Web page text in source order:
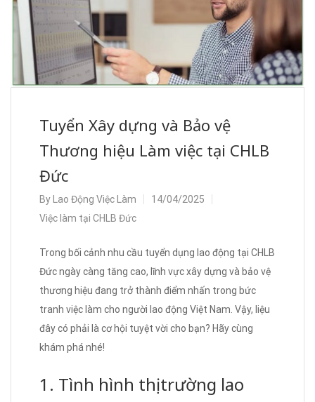
Tuyển Xây dựng và Bảo vệ
Thương hiệu Làm việc tại CHLB
Đức
By Lao Động Việc Làm
14/04/2025
Việc làm tại CHLB Đức
Trong bối cảnh nhu cầu tuyển dụng lao động tại CHLB
Đức ngày càng tăng cao, lĩnh vực xây dựng và bảo vệ
thương hiệu đang trở thành điểm nhấn trong bức
tranh việc làm cho người lao động Việt Nam. Vậy, liệu
đây có phải là cơ hội tuyệt vời cho bạn? Hãy cùng
khám phá nhé!
1. Tình hình thị trường lao